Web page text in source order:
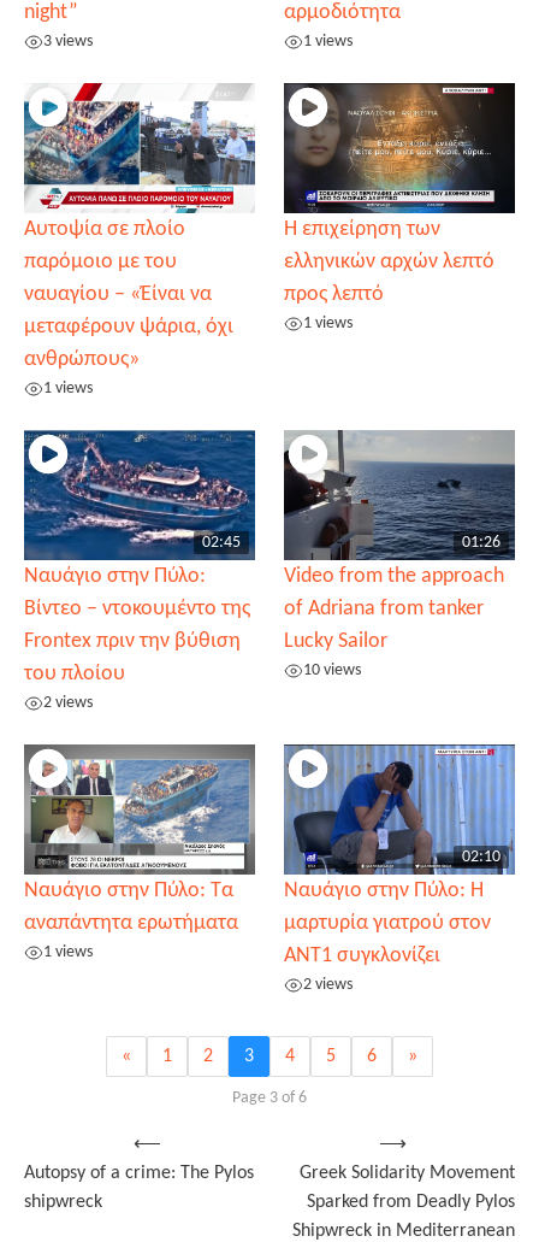
night”
3 views
αρμοδιότητα
1 views
Αυτοψία σε πλοίο
παρόμοιο με του
ναυαγίου – «Έίναι να
μεταφέρουν ψάρια, όχι
ανθρώπους»
1 views
Η επιχείρηση των
ελληνικών αρχών λεπτό
προς λεπτό
1 views
02:45
Ναυάγιο στην Πύλο:
Βίντεο – ντοκουμέντο της
Frontex πριν την βύθιση
του πλοίου
2 views
01:26
Video from the approach
of Adriana from tanker
Lucky Sailor
10 views
Ναυάγιο στην Πύλο: Τα
αναπάντητα ερωτήματα
1 views
02:10
Ναυάγιο στην Πύλο: Η
μαρτυρία γιατρού στον
ΑΝΤ1 συγκλονίζει
2 views
« 1 2 3 4 5 6 »
Page 3 of 6
navigation
⟵
Autopsy of a crime: The Pylos
shipwreck
Greek Solidarity Movement
Sparked from Deadly Pylos
Shipwreck in Mediterranean
⟶